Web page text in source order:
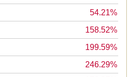
54.21
158.52
199.59
246.29